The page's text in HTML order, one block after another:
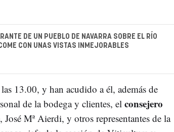
DE UN PUEBLO DE NAVARRA SOBRE EL RÍO
CON UNAS VISTAS INMEJORABLES
13.00, y han acudido a él, además de
de la bodega y clientes, elconsejero
, José Mª Aierdi, y otros representantes de la